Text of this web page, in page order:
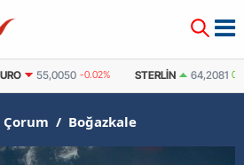
55,0050 -0.02% STERLIN 64,2081
Çorum / Boğazkale